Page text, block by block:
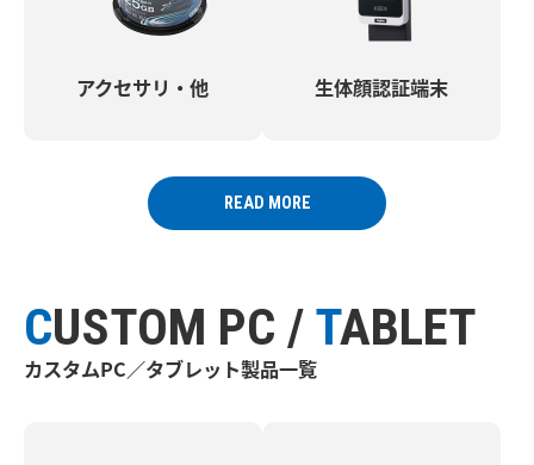
アクセサリ・他 生体顔認証端末
READ MORE
CUSTOM PC / TABLET
カスタムPC／タブレット製品一覧